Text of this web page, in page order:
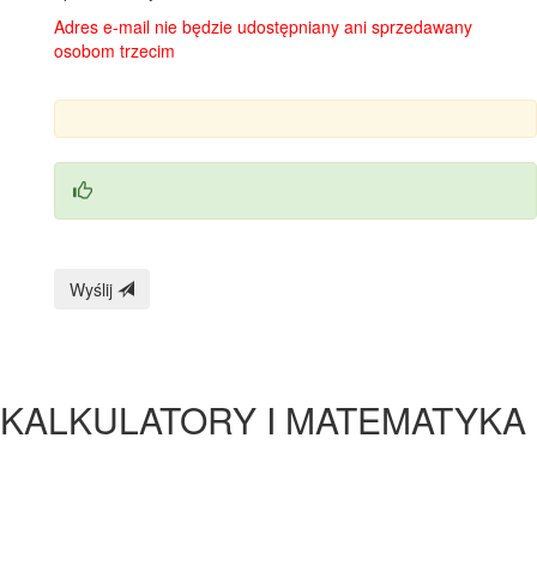
Adres e-mail nie będzie udostępniany ani sprzedawany
osobom trzecim
Wyślij
KALKULATORY I MATEMATYKA